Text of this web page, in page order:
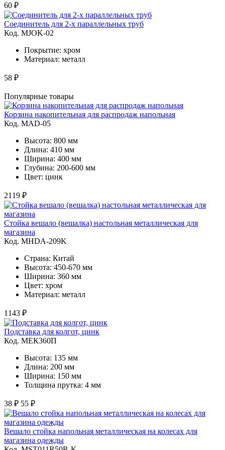
60 ₽
Соединитель для 2-х параллельных труб
Код. MJOK-02
Покрытие: хром
Материал: металл
58 ₽
Популярные товары
Корзина накопительная для распродаж напольная
Код. MAD-05
Высота: 800 мм
Длина: 410 мм
Ширина: 400 мм
Глубина: 200-600 мм
Цвет: цинк
2119 ₽
Стойка вешало (вешалка) настольная металлическая для
магазина
Код. MHDA-209K
Страна: Китай
Высота: 450-670 мм
Ширина: 360 мм
Цвет: хром
Материал: металл
1143 ₽
Подставка для колгот, цинк
Код. MЕК360П
Высота: 135 мм
Длина: 200 мм
Ширина: 150 мм
Толщина прутка: 4 мм
38 ₽ 55 ₽
Вешало стойка напольная металлическая на колесах для
магазина одежды